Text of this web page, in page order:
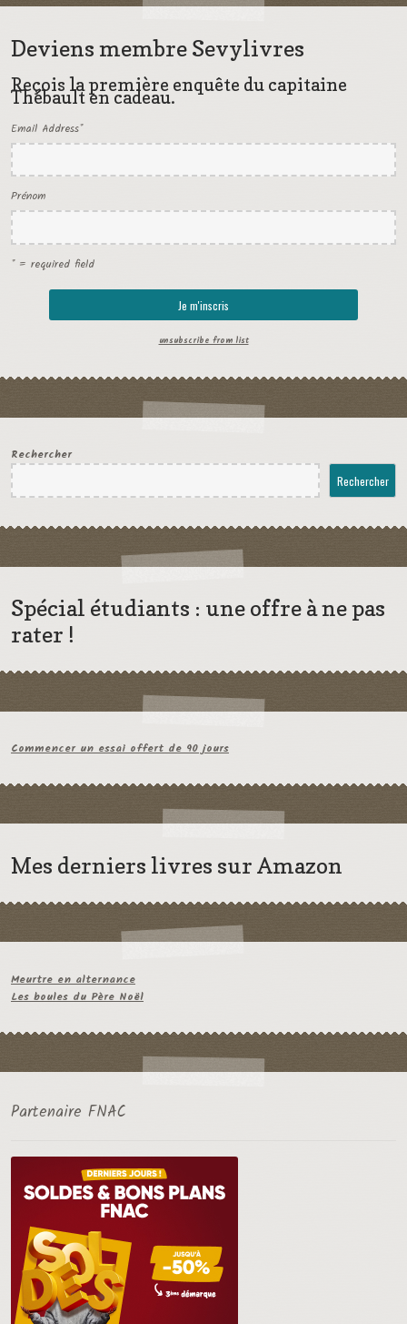
Deviens membre Sevylivres
Reçois la première enquête du capitaine
Thébault en cadeau.
Email Address*
Prénom
* = required field
unsubscribe from list
Rechercher
Rechercher
Spécial étudiants : une offre à ne pas
rater !
Commencer un essai offert de 90 jours
Mes derniers livres sur Amazon
Meurtre en alternance
Les boules du Père Noël
Partenaire FNAC